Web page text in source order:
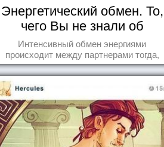
Энергетический обмен. То,
чего Вы не знали об
отношениях
Интенсивный обмен энергиями
происходит между партнерами тогда,
когда они испытывают симпатию друг к
другу...